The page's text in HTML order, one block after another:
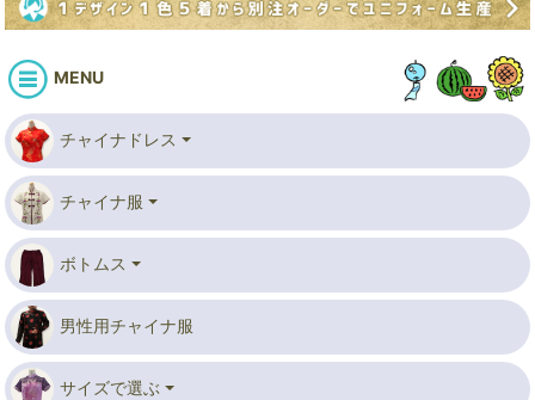
MENU
チャイナドレス
チャイナ服
ボトムス
男性用チャイナ服
サイズで選ぶ